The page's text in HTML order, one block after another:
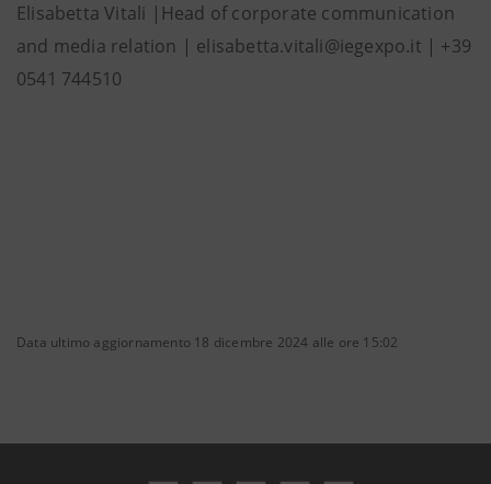
Elisabetta Vitali |Head of corporate communication
and media relation | elisabetta.vitali@iegexpo.it | +39
0541 744510
Data ultimo aggiornamento 18 dicembre 2024 alle ore 15:02